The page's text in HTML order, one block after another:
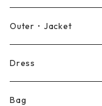
Blouse
Cut and sewn
Pants
Shorts
Skirt
Outer・Jacket
Coat
Jacket
Dress
Long sleeve dress
Bag